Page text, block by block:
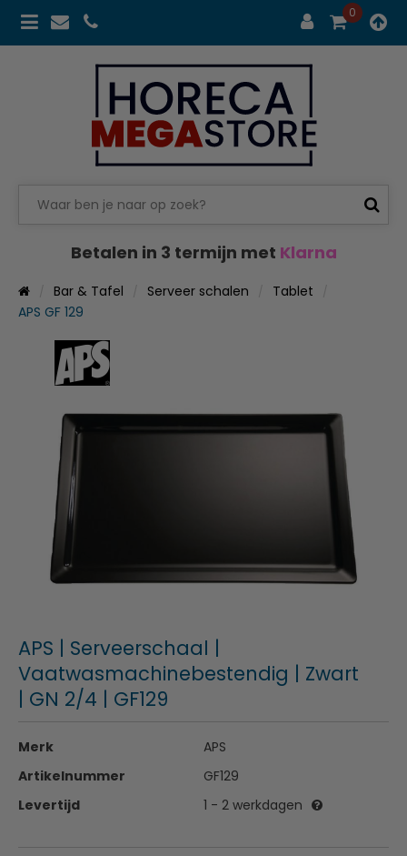
0
Betalen in 3 termijn met Klarna
Bar & Tafel Serveer schalen
Tablet
APS GF 129
APS | Serveerschaal |
Vaatwasmachinebestendig | Zwart
| GN 2/4 | GF129
Merk
APS
Artikelnummer
GF129
Levertijd
1 - 2 werkdagen